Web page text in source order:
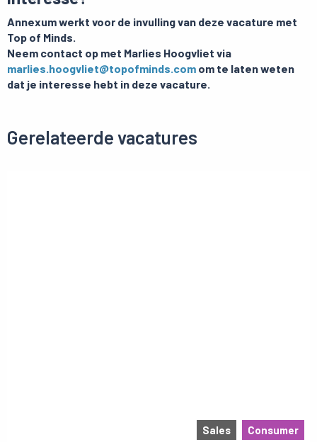
Annexum werkt voor de invulling van deze vacature met
Top of Minds.
Neem contact op met Marlies Hoogvliet via
marlies.hoogvliet@topofminds.com om te laten weten
dat je interesse hebt in deze vacature.
Gerelateerde vacatures
Sales Consumer